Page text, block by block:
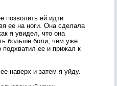
позволить ей идти
ее на ноги. Она сделала
я увидел, что она
больше боли, чем уже
ее и прижал к
наверх и затем я уйду.